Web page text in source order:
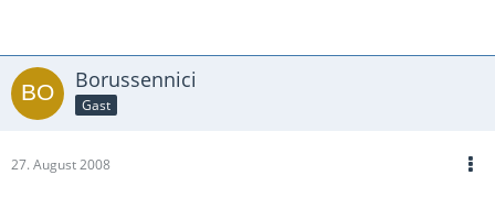
Borussennici
Gast
27. August 2008